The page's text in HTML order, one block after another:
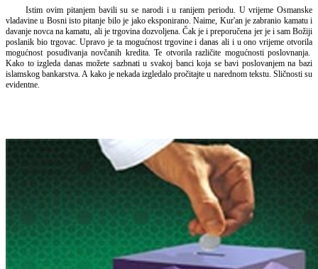
Istim ovim pitanjem bavili su se narodi i u ranijem periodu. U vrijeme Osmanske
vladavine u Bosni isto pitanje bilo je jako eksponirano. Naime, Kur'an je zabranio kamatu i
davanje novca na kamatu, ali je trgovina dozvoljena. Čak je i preporučena jer je i sam Božiji
poslanik bio trgovac. Upravo je ta mogućnost trgovine i danas ali i u ono vrijeme otvorila
mogućnost posuđivanja novčanih kredita. Te otvorila različite mogućnosti poslovnanja.
Kako to izgleda danas možete sazbnati u svakoj banci koja se bavi poslovanjem na bazi
islamskog bankarstva. A kako je nekada izgledalo pročitajte u narednom tekstu. Sličnosti su
evidentne.